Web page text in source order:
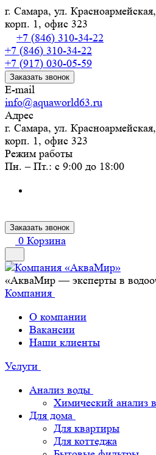
г. Самара, ул.
корп. 1, офис 323
+7 (846) 310-34-22
+7 (846) 310-34-22
+7 (917) 030-05-59
Заказать звонок
E-mail
info@aquaworld63.ru
Адрес
г. Самара, ул.
корп. 1, офис 323
Режим работы
Пн. – Пт.: с 9:00 до 18:00
Заказать звонок
0 Корзина
«АкваМир — эксперты в
Компания
О компании
Вакансии
Наши клиенты
Услуги
Анализ воды
Химический анализ
Для дома
Для квартиры
Для коттеджа